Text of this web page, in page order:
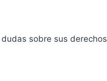
sobre sus